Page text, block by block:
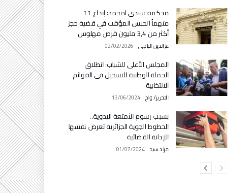
محكمة سيدي امحمد: إيداع 11
متهماً الحبس المؤقت في قضية حجز
أكثر من 3,4 مليون قرص مهلوس
عزالدين الباجي 02/02/2026
المجلس الأعلى للشباب: انطلاق
الحملة الوطنية للتسجيل في القوائم
الانتخابية
التحرير/ واج 13/06/2024
بسبب رسوم الأمتعة اليدوية..
الخطوط الجوية الجزائرية تعرض نفسها
للإدانة القضائية
مراد سيد 01/07/2024